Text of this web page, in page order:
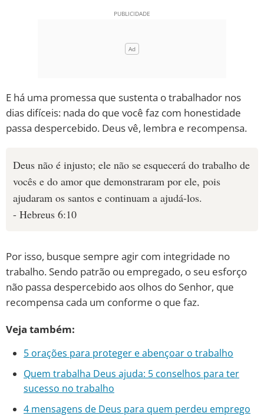
E há uma promessa que sustenta o trabalhador nos
dias difíceis: nada do que você faz com honestidade
passa despercebido. Deus vê, lembra e recompensa.
Deus não é injusto; ele não se esquecerá do trabalho de
vocês e do amor que demonstraram por ele, pois
ajudaram os santos e continuam a ajudá-los.
- Hebreus 6:10
Por isso, busque sempre agir com integridade no
trabalho. Sendo patrão ou empregado, o seu esforço
não passa despercebido aos olhos do Senhor, que
recompensa cada um conforme o que faz.
Veja também:
5 orações para proteger e abençoar o trabalho
Quem trabalha Deus ajuda: 5 conselhos para ter
sucesso no trabalho
4 mensagens de Deus para quem perdeu emprego